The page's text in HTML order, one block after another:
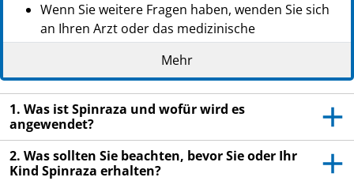
Wenn Sie weitere Fragen haben, wenden Sie sich
an Ihren Arzt oder das medizinische
Fachpersonal.
Wenn Sie oder Ihr Kind Nebenwirkungen
bemerken, wenden Sie sich an Ihren Arzt oder das
medizinische Fachpersonal. Dies gilt auch für
Nebenwirkungen, die nicht in dieser
Packungsbeilage angegeben sind. Siehe Abschnitt
4.
Mehr
1. Was ist Spinraza und wofür wird es
angewendet?
2. Was sollten Sie beachten, bevor Sie oder Ihr
Kind Spinraza erhalten?